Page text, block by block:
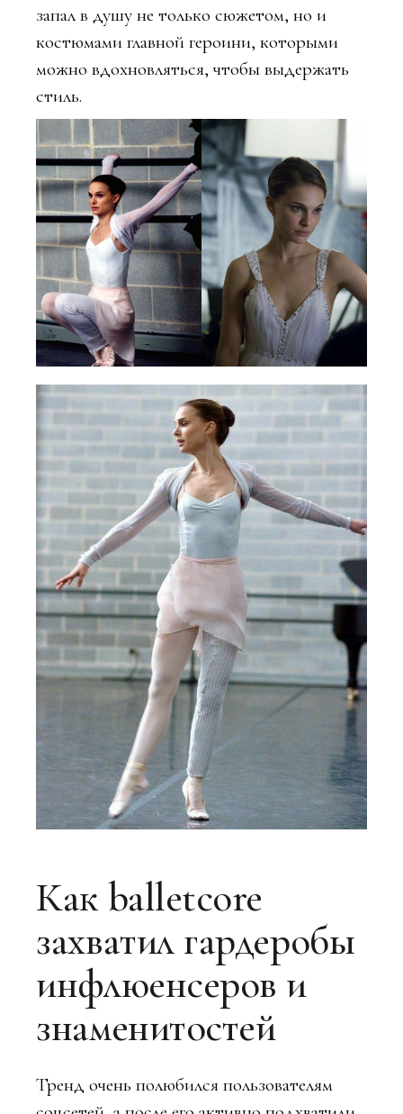
запал в душу не только сюжетом, но и
костюмами главной героини, которыми
можно вдохновляться, чтобы выдержать
стиль.
Как balletcore
захватил гардеробы
инфлюенсеров и
знаменитостей
Тренд очень полюбился пользователям